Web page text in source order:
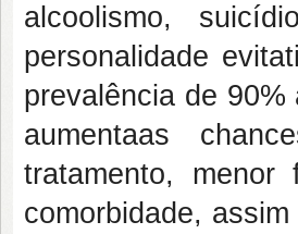
alcoolismo,
personalidade
prevalência de
aumentaas
tratamento, menor
comorbidade,